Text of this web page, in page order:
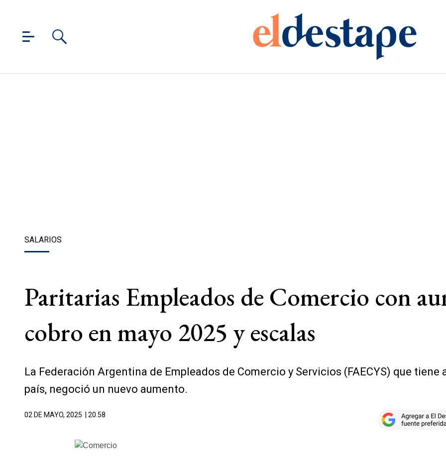
SALARIOS
Paritarias Empleados de Comercio con
cobro en mayo 2025 y escalas
La Federación Argentina de Empleados de Comercio y Servicios (FAECYS) que
país, negoció un nuevo aumento.
02 DE MAYO, 2025 | 20.58